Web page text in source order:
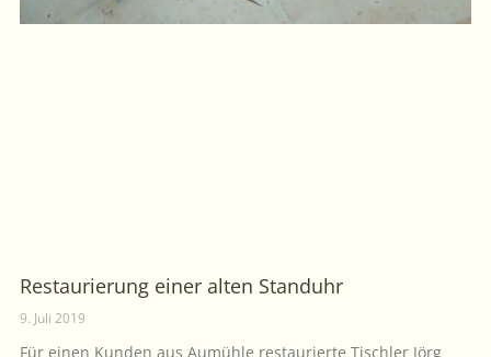
Restaurierung einer alten Standuhr
9. Juli 2019
Für einen Kunden aus Aumühle restaurierte Tischler Jörg